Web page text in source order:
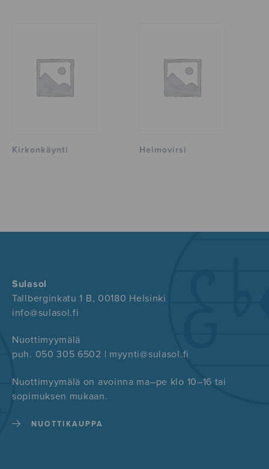
Kirkonkäynti Heimovirsi
Sulasol
Tallberginkatu 1 B, 00180 Helsinki
info@sulasol.fi
Nuottimyymälä
puh. 050 305 6502 | myynti@sulasol.fi
Nuottimyymälä on avoinna ma–pe klo 10–16 tai
sopimuksen mukaan.
NUOTTIKAUPPA